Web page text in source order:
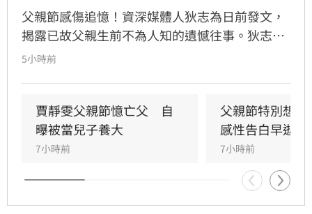
父親節感傷追憶！資深媒體人狄志為日前發文，
揭露已故父親生前不為人知的遺憾往事。狄志為
透露，父親一生以海為家，兩人相處時間極少，
在門外落淚。最讓狄志為心碎的是，當年陪病重
父親曬太陽時，自己因忙於接工作電話而忽視了
父親，沒想到那竟是父子最後的相處，父親回房
後便陷入永眠。這段錯過的對話成為他20年來心
中最深的遺憾，他以此感嘆，有些電話晚點接沒
關係，但錯過的親情與話語，可能再也無法挽
5小時前
賈靜雯父親節憶亡父　自
曝被當兒子養大
7小時前
父親節特別想
感性告白早逝父
7小時前